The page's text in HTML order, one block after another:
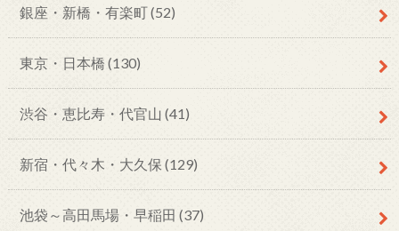
銀座・新橋・有楽町(52)
東京・日本橋 (130)
渋谷・恵比寿・代官山 (41)
新宿・代々木・大久保 (129)
池袋～高田馬場・早稲田 (37)